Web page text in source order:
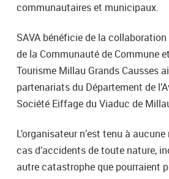
communautaires et municipaux.
SAVA bénéficie de la
de la Communauté de Commune
Tourisme Millau Grands Causses
partenariats du Département de
Société Eiffage du Viaduc de
L’organisateur n’est tenu à
cas d’accidents de toute nature,
autre catastrophe que pourraient